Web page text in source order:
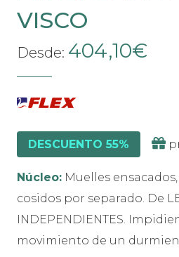
VISCO
Desde: 404,10€
DESCUENTO 55%
Núcleo: Muelles
cosidos por separado. De
INDEPENDIENTES.
movimiento de un